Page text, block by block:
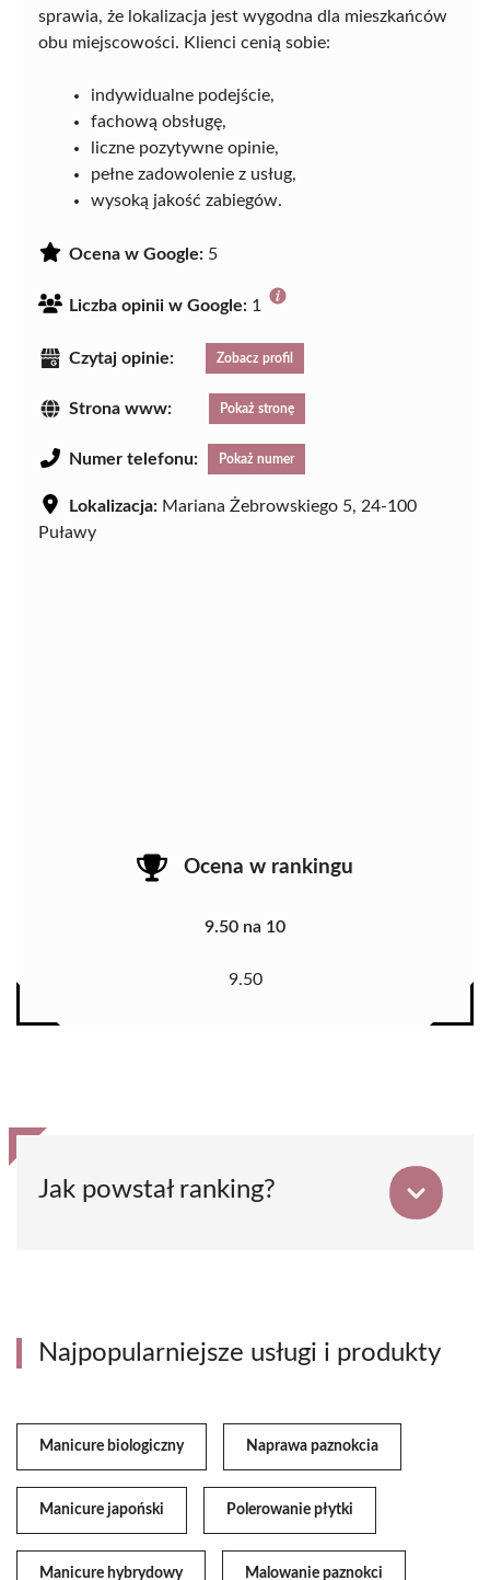
sprawia, że lokalizacja jest wygodna dla mieszkańców
obu miejscowości. Klienci cenią sobie:
indywidualne podejście,
fachową obsługę,
liczne pozytywne opinie,
pełne zadowolenie z usług,
wysoką jakość zabiegów.
Ocena w Google: 5
Liczba opinii w Google: 1
Czytaj opinie: Zobacz profil
Strona www: Pokaż stronę
Numer telefonu: Pokaż numer
Lokalizacja: Mariana Żebrowskiego 5, 24-100
Puławy
Ocena w rankingu
9.50 na 10
9.50
Jak powstał ranking?
Najpopularniejsze usługi i produkty
Manicure biologiczny Naprawa paznokcia
Manicure japoński Polerowanie płytki
Manicure hybrydowy Malowanie paznokci